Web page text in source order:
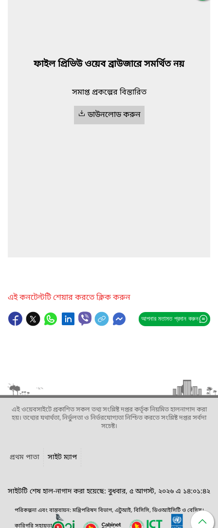
ফাইল প্রিভিউ ওয়েব ব্রাউজারে সমর্থিত নয়
সমাপ্ত প্রকল্পের বিস্তারিত
ডাউনলোড করুন
এই কনটেন্টটি শেয়ার করতে ক্লিক করুন
আপনার মতামত প্রদান করুন
এই ওয়েবসাইটে প্রকাশিত সকল তথ্য সংশ্লিষ্ট দপ্তর কর্তৃক নিয়মিত হালনাগাদ করা
হয়। তথ্যের যথার্থতা, নির্ভুলতা ও নির্ভরযোগ্যতা নিশ্চিত করতে সংশ্লিষ্ট দপ্তর সর্বদা
সচেষ্ট।
প্রথম পাতা সাইট ম্যাপ
সাইটটি শেষ হাল-নাগাদ করা হয়েছে: বুধবার, ৫ আগস্ট, ২০২৬ এ ১৪:০১:৪২
পরিকল্পনা এবং বাস্তবায়ন: মন্ত্রিপরিষদ বিভাগ, এটুআই, বিসিসি, ডিওআইসিটি ও বেসিস।
কারিগরি সহায়তা